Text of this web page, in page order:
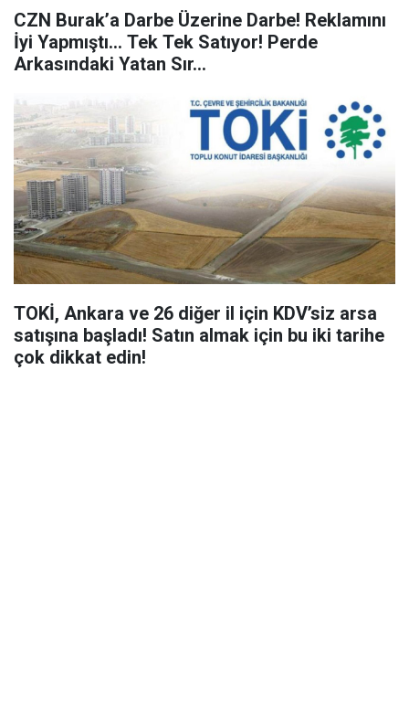
CZN Burak’a Darbe Üzerine Darbe! Reklamını
İyi Yapmıştı… Tek Tek Satıyor! Perde
Arkasındaki Yatan Sır…
TOKİ, Ankara ve 26 diğer il için KDV’siz arsa
satışına başladı! Satın almak için bu iki tarihe
çok dikkat edin!